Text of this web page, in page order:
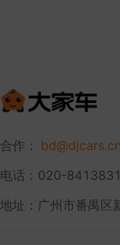
合作： bd@djcars.cn
电话：020-
地址：广州市番禺区